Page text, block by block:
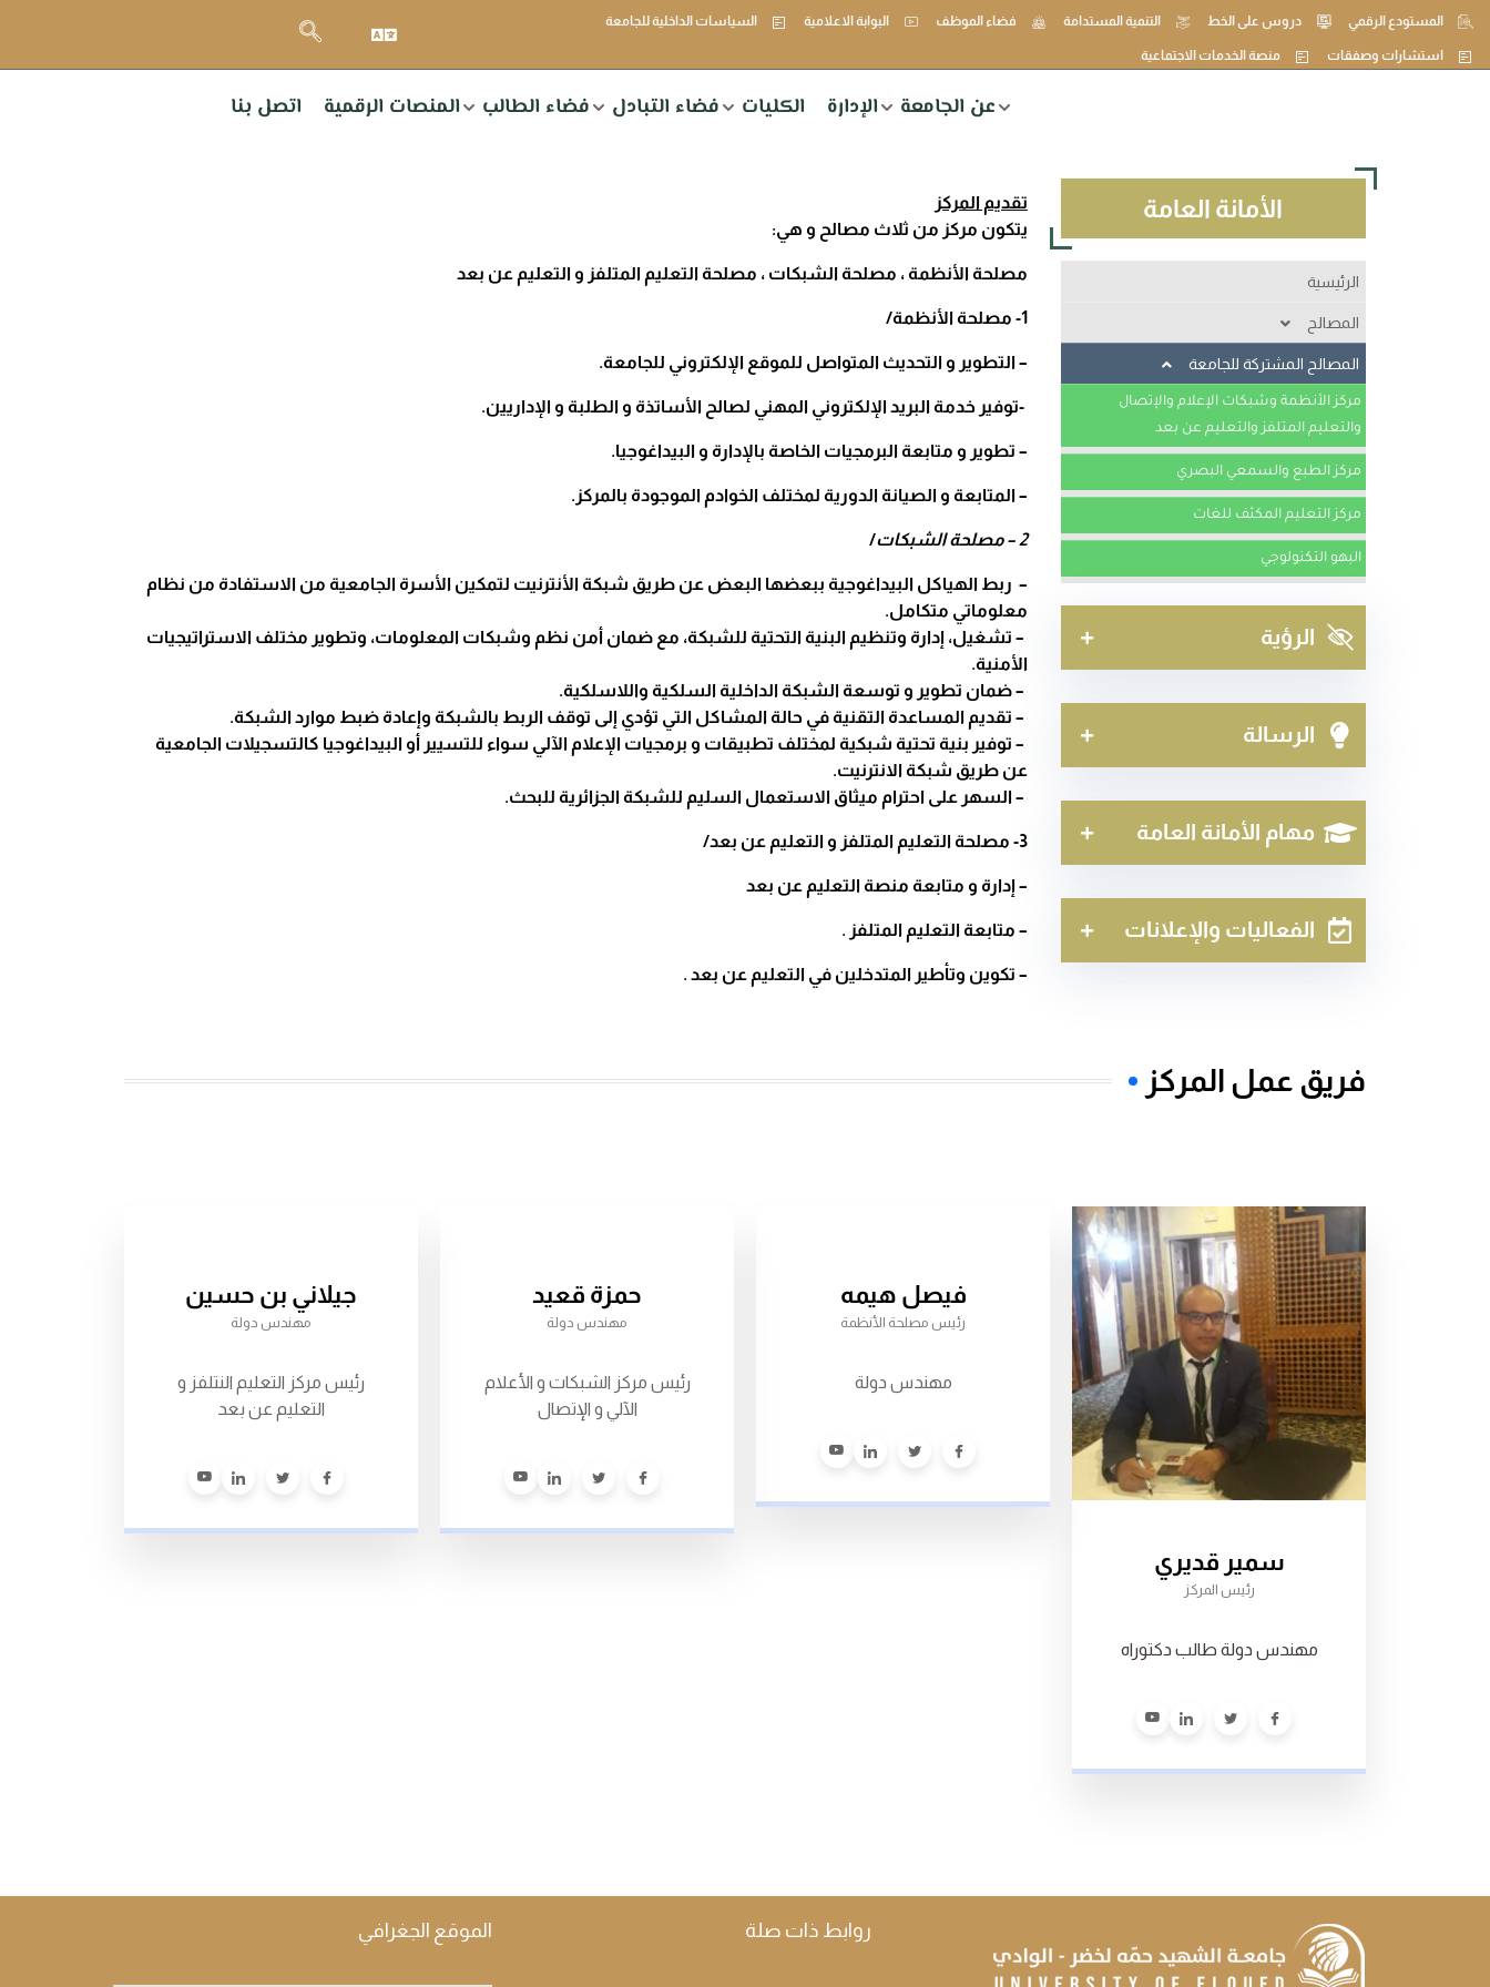
المستودع الرقمي دروس على الخط التنمية المستدامة فضاء الموظف البوابة الاعلامية السياسات الداخلية للجامعة
استشارات وصفقات منصة الخدمات الاجتماعية
عن الجامعة الإدارة الكليات فضاء التبادل فضاء الطالب المنصات الرقمية اتصل بنا
الأمانة العامة
الرئيسية
المصالح
المديرية الفرعية للمستخدمين و التكوين
المديرية الفرعية للمالية و المحاسبة
المديرية الفرعية للوسائل و الصيانة
المديرية الفرعية للأنشطة العلمية و الثقافية و
الرياضية
المصالح المشتركة للجامعة
مركز الأنظمة وشبكات الإعلام والإتصال
والتعليم المتلفز والتعليم عن بعد
مركز الطبع والسمعي البصري
مركز التعليم المكثف للغات
البهو التكنولوجي
الرؤية
الرسالة
مهام الأمانة العامة
الفعاليات والإعلانات
تقديم المركز
يتكون مركز من ثلاث مصالح و هي:
مصلحة الأنظمة ، مصلحة الشبكات ، مصلحة التعليم المتلفز و التعليم عن بعد
1- مصلحة الأنظمة/
– التطوير و التحديث المتواصل للموقع الإلكتروني للجامعة.
-توفير خدمة البريد الإلكتروني المهني لصالح الأساتذة و الطلبة و الإداريين.
– تطوير و متابعة البرمجيات الخاصة بالإدارة و البيداغوجيا.
– المتابعة و الصيانة الدورية لمختلف الخوادم الموجودة بالمركز.
2 – مصلحة الشبكات /
– ربط الهياكل البيداغوجية ببعضها البعض عن طريق شبكة الأنترنيت لتمكين الأسرة الجامعية من الاستفادة من نظام
معلوماتي متكامل.
– تشغيل، إدارة وتنظيم البنية التحتية للشبكة، مع ضمان أمن نظم وشبكات المعلومات، وتطوير مختلف الاستراتيجيات
الأمنية.
– ضمان تطوير و توسعة الشبكة الداخلية السلكية واللاسلكية.
– تقديم المساعدة التقنية في حالة المشاكل التي تؤدي إلى توقف الربط بالشبكة وإعادة ضبط موارد الشبكة.
– توفير بنية تحتية شبكية لمختلف تطبيقات و برمجيات الإعلام الآلي سواء للتسيير أو البيداغوجيا كالتسجيلات الجامعية
عن طريق شبكة الانترنيت.
– السهر على احترام ميثاق الاستعمال السليم للشبكة الجزائرية للبحث.
3- مصلحة التعليم المتلفز و التعليم عن بعد/
– إدارة و متابعة منصة التعليم عن بعد
– متابعة التعليم المتلفز .
– تكوين وتأطير المتدخلين في التعليم عن بعد .
فريق عمل المركز
سمير قديري
رئيس المركز
مهندس دولة طالب دكتوراه
فيصل هيمه
رئيس مصلحة الأنظمة
مهندس دولة
حمزة قعيد
مهندس دولة
رئيس مركز الشبكات و الأعلام
الآلي و الإتصال
جيلاني بن حسين
مهندس دولة
رئيس مركز التعليم النتلفز و
التعليم عن بعد
روابط ذات صلة الموقع الجغرافي